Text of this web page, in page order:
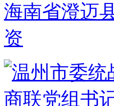
海南省澄迈
资